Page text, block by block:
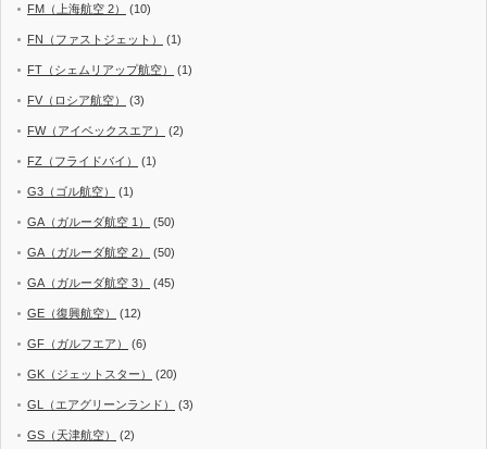
FM（上海航空 2） (10)
FN（ファストジェット） (1)
FT（シェムリアップ航空） (1)
FV（ロシア航空） (3)
FW（アイベックスエア） (2)
FZ（フライドバイ） (1)
G3（ゴル航空） (1)
GA（ガルーダ航空 1） (50)
GA（ガルーダ航空 2） (50)
GA（ガルーダ航空 3） (45)
GE（復興航空） (12)
GF（ガルフエア） (6)
GK（ジェットスター） (20)
GL（エアグリーンランド） (3)
GS（天津航空） (2)